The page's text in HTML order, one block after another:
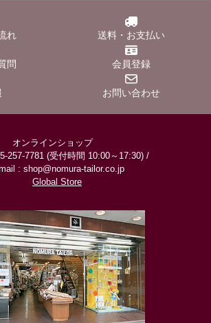
れ 送料・お支払い
問 会員登録
お問い合わせ
オンラインショップ
257-7781 (受付時間 10:00～17:30) /
: shop@nomura-tailor.co.jp
Global Store